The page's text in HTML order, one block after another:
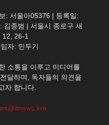
: 서울아05376 | 등록일:
김종범 | 서울시 종로구 새
12, 26-1
자: 민두기
소통을 이루고 미디어를
달하며, 독자들의 의견을
자 합니다.